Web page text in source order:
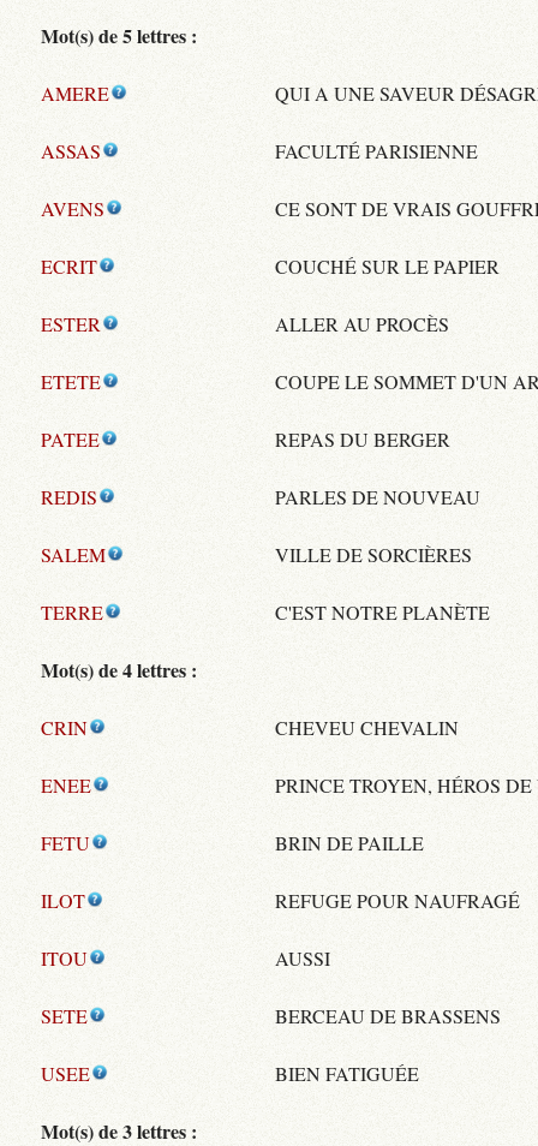
Mot(s) de 5 lettres :
AMERE QUI A UNE SAVEUR
ASSAS FACULTÉ PARISIENNE
AVENS CE SONT DE VRAIS
ECRIT COUCHÉ SUR LE PAPIER
ESTER ALLER AU PROCÈS
ETETE COUPE LE SOMMET D'UN
PATEE REPAS DU BERGER
REDIS PARLES DE NOUVEAU
SALEM VILLE DE SORCIÈRES
TERRE C'EST NOTRE PLANÈTE
Mot(s) de 4 lettres :
CRIN CHEVEU CHEVALIN
ENEE PRINCE TROYEN, HÉROS
FETU BRIN DE PAILLE
ILOT REFUGE POUR NAUFRAGÉ
ITOU AUSSI
SETE BERCEAU DE BRASSENS
USEE BIEN FATIGUÉE
Mot(s) de 3 lettres :